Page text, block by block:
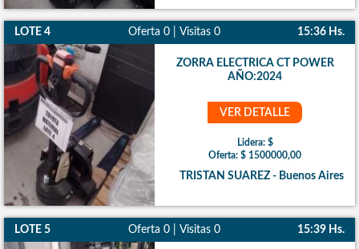
LOTE 4 Oferta 0 | Visitas 0 15:36 Hs.
ZORRA ELECTRICA CT POWER
AÑO:2024
VER DETALLE
Lidera: $
Oferta: $ 1500000,00
TRISTAN SUAREZ - Buenos Aires
LOTE 5 Oferta 0 | Visitas 0 15:39 Hs.